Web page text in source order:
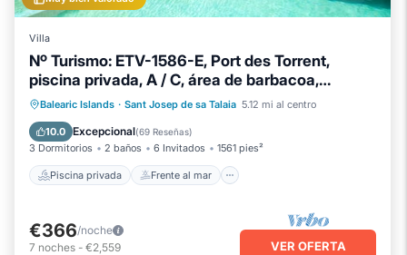
Villa
Nº Turismo: ETV-1586-E, Port des Torrent,
piscina privada, A / C, área de barbacoa,
estacionamiento
Balearic Islands · Sant Josep de sa Talaia 5.12 mi al centro
10.0 Excepcional(69 Reseñas)
3 Dormitorios 2 baños 6 Invitados 1561 pies²
Piscina privada Frente al mar
Piscina privada
Frente al mar
Piscina
Vista al mar
€366/noche
7 noches - €2,559 VER OFERTA